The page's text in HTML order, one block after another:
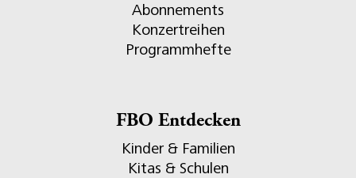
Abonnements
Konzertreihen
Programmhefte
FBO Entdecken
Kinder & Familien
Kitas & Schulen